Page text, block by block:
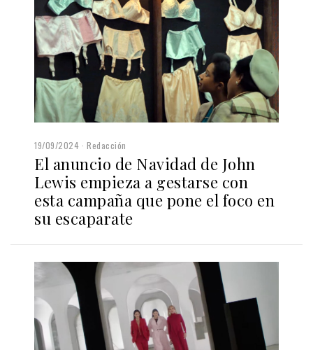
19/09/2024 Redacción
El anuncio de Navidad de John
Lewis empieza a gestarse con
esta campaña que pone el foco en
su escaparate